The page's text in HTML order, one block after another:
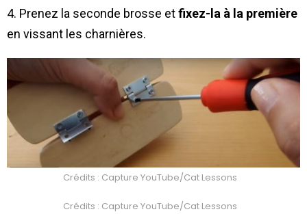
4. Prenez la seconde brosse etfixez-la à la première
en vissant les charnières.
Crédits : Capture YouTube/Cat Lessons
Crédits : Capture YouTube/Cat Lessons